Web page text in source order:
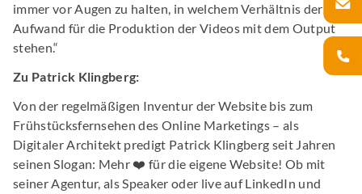
immer vor Augen zu halten, in welchem Verhältnis der
Aufwand für die Produktion der Videos mit dem Output
stehen.“
Zu Patrick Klingberg:
Von der regelmäßigen Inventur der Website bis zum
Frühstücksfernsehen des Online Marketings – als
Digitaler Architekt predigt Patrick Klingberg seit Jahren
seinen Slogan: Mehr ❤️ für die eigene Website! Ob mit
seiner Agentur, als Speaker oder live auf LinkedIn und